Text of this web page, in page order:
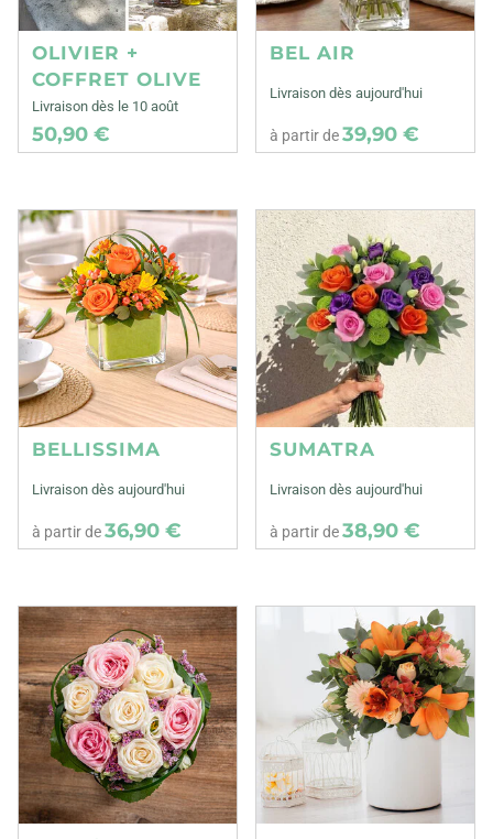
OLIVIER +
COFFRET OLIVE
Livraison dès le 10 août
50,90 €
BEL AIR
Livraison dès aujourd'hui
à partir de39,90 €
BELLISSIMA
Livraison dès aujourd'hui
à partir de36,90 €
SUMATRA
Livraison dès aujourd'hui
à partir de38,90 €